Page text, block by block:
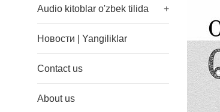
Audio kitoblar o'zbek tilida
+
Новости | Yangiliklar
Contact us
About us